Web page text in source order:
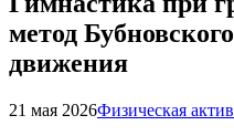
метод
движения
21 мая 2026Физическая